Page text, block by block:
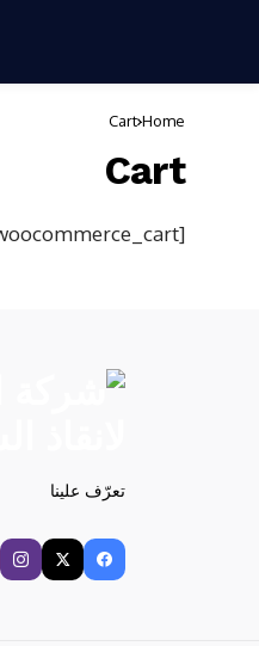
Home
Cart
Cart
[woocommerce_cart]
تعرّف علينا